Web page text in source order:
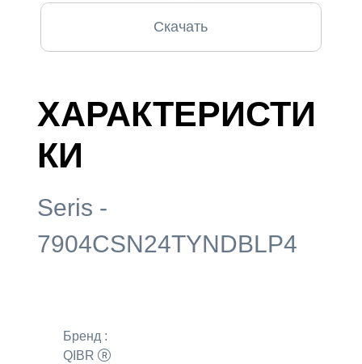
Скачать
ХАРАКТЕРИСТИ
КИ
Seris -
7904CSN24TYNDBLP4
Бренд :
QIBR